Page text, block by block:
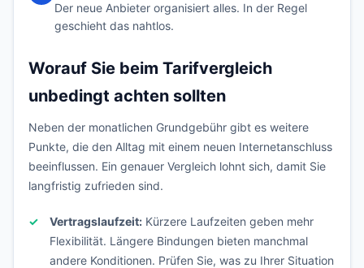
Der neue Anbieter organisiert alles. In der Regel
geschieht das nahtlos.
Worauf Sie beim Tarifvergleich
unbedingt achten sollten
Neben der monatlichen Grundgebühr gibt es weitere
Punkte, die den Alltag mit einem neuen Internetanschluss
beeinflussen. Ein genauer Vergleich lohnt sich, damit Sie
langfristig zufrieden sind.
Vertragslaufzeit: Kürzere Laufzeiten geben mehr
Flexibilität. Längere Bindungen bieten manchmal
andere Konditionen. Prüfen Sie, was zu Ihrer Situation